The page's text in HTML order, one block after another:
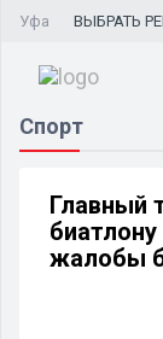
Уфа ВЫБРАТЬ
Спорт
Главный
жалобы